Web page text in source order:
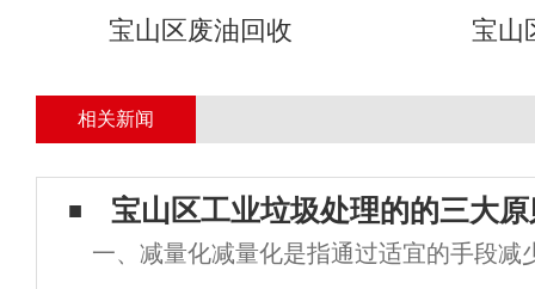
宝山区废油回收 宝山
相关新闻
宝山区工业垃圾处理的的三大
一、减量化减量化是指通过适宜的手段减